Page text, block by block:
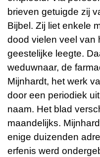
brieven getuigde zij
Bijbel. Zij liet enkele
dood vielen veel van
geestelijke leegte.
weduwnaar, de
Mijnhardt, het werk
door een periodiek
naam. Het blad
maandelijks.
enige duizenden
erfenis werd